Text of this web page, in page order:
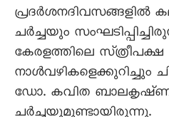
പ്രദർശനദിവസങ്ങളിൽ
ചർച്ചയും
കേരളത്തിലെ
നാൾവഴികളെക്കുറിച്ചും
ഡോ. കവിത